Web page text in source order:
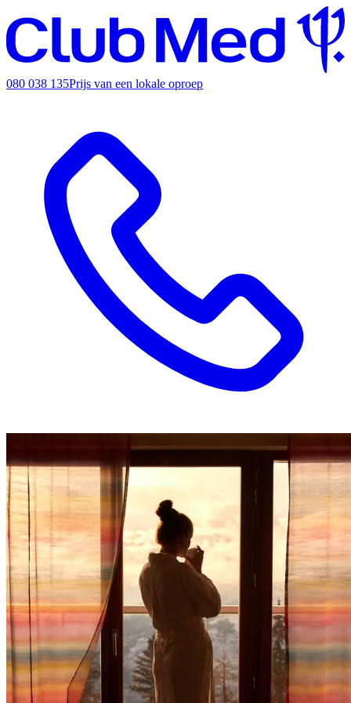
080 038 135Prijs van een lokale oproep